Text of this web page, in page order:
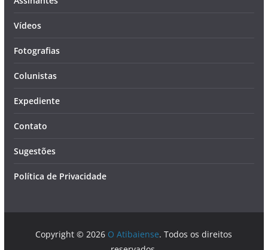
Vídeos
Fotografias
Colunistas
Expediente
Contato
Sugestões
Política de Privacidade
Copyright © 2026 O Atibaiense. Todos os direitos